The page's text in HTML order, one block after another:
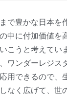
で豊かな日本を
中に付加価値を
こうと考えてい
ワンダーレジス
用できるので
なく広げて、世